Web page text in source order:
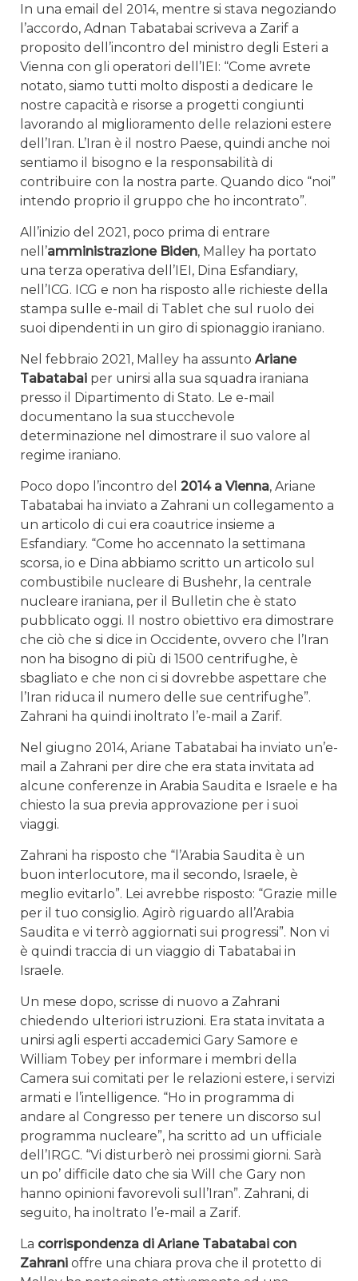
In una email del 2014, mentre si stava negoziando
l’accordo, Adnan Tabatabai scriveva a Zarif a
proposito dell’incontro del ministro degli Esteri a
Vienna con gli operatori dell’IEI: “Come avrete
notato, siamo tutti molto disposti a dedicare le
nostre capacità e risorse a progetti congiunti
lavorando al miglioramento delle relazioni estere
dell’Iran. L’Iran è il nostro Paese, quindi anche noi
sentiamo il bisogno e la responsabilità di
contribuire con la nostra parte. Quando dico “noi”
intendo proprio il gruppo che ho incontrato”.
All’inizio del 2021, poco prima di entrare
nell’amministrazione Biden, Malley ha portato
una terza operativa dell’IEI, Dina Esfandiary,
nell’ICG. ICG e non ha risposto alle richieste della
stampa sulle e-mail di Tablet che sul ruolo dei
suoi dipendenti in un giro di spionaggio iraniano.
Nel febbraio 2021, Malley ha assunto Ariane
Tabatabai per unirsi alla sua squadra iraniana
presso il Dipartimento di Stato. Le e-mail
documentano la sua stucchevole
determinazione nel dimostrare il suo valore al
regime iraniano.
Poco dopo l’incontro del 2014 a Vienna, Ariane
Tabatabai ha inviato a Zahrani un collegamento a
un articolo di cui era coautrice insieme a
Esfandiary. “Come ho accennato la settimana
scorsa, io e Dina abbiamo scritto un articolo sul
combustibile nucleare di Bushehr, la centrale
nucleare iraniana, per il Bulletin che è stato
pubblicato oggi. Il nostro obiettivo era dimostrare
che ciò che si dice in Occidente, ovvero che l’Iran
non ha bisogno di più di 1500 centrifughe, è
sbagliato e che non ci si dovrebbe aspettare che
l’Iran riduca il numero delle sue centrifughe”.
Zahrani ha quindi inoltrato l’e-mail a Zarif.
Nel giugno 2014, Ariane Tabatabai ha inviato un’e-
mail a Zahrani per dire che era stata invitata ad
alcune conferenze in Arabia Saudita e Israele e ha
chiesto la sua previa approvazione per i suoi
viaggi.
Zahrani ha risposto che “l’Arabia Saudita è un
buon interlocutore, ma il secondo, Israele, è
meglio evitarlo”. Lei avrebbe risposto: “Grazie mille
per il tuo consiglio. Agirò riguardo all’Arabia
Saudita e vi terrò aggiornati sui progressi”. Non vi
è quindi traccia di un viaggio di Tabatabai in
Israele.
Un mese dopo, scrisse di nuovo a Zahrani
chiedendo ulteriori istruzioni. Era stata invitata a
unirsi agli esperti accademici Gary Samore e
William Tobey per informare i membri della
Camera sui comitati per le relazioni estere, i servizi
armati e l’intelligence. “Ho in programma di
andare al Congresso per tenere un discorso sul
programma nucleare”, ha scritto ad un ufficiale
dell’IRGC. “Vi disturberò nei prossimi giorni. Sarà
un po’ difficile dato che sia Will che Gary non
hanno opinioni favorevoli sull’Iran”. Zahrani, di
seguito, ha inoltrato l’e-mail a Zarif.
La corrispondenza di Ariane Tabatabai con
Zahrani offre una chiara prova che il protetto di